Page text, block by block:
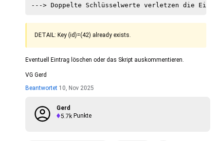
DETAIL: Key (id)=(42) already exists.
Eventuell Eintrag löschen oder das Skript auskommentieren.
VG Gerd
Beantwortet 10, Nov 2025
Gerd
5.7k Punkte